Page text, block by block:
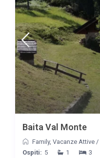
Baita Val Monte
Family, Vacanze Attive/
Ospiti: 5 1 3